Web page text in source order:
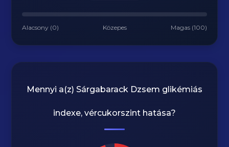
Alacsony (0) Közepes Magas (100)
Mennyi a(z) Sárgabarack Dzsem glikémiás
indexe, vércukorszint hatása?